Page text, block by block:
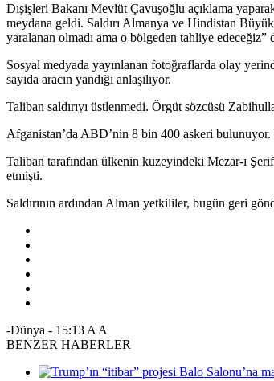
Dışişleri Bakanı Mevlüt Çavuşoğlu açıklama
meydana geldi. Saldırı Almanya ve Hindistan
yaralanan olmadı ama o bölgeden tahliye edeceğiz”
Sosyal medyada yayınlanan fotoğraflarda olay
sayıda aracın yandığı anlaşılıyor.
Taliban saldırıyı üstlenmedi. Örgüt sözcüsü
Afganistan’da ABD’nin 8 bin 400 askeri
Taliban tarafından ülkenin kuzeyindeki Mezar-ı
etmişti.
Saldırının ardından Alman yetkililer, bugün geri
-Dünya - 15:13 A A
BENZER HABERLER